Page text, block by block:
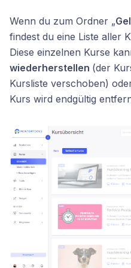
Wenn du zum Ordner „
findest du eine Liste aller
Diese einzelnen Kurse
wiederherstellen (der
Kursliste verschoben)
Kurs wird endgültig